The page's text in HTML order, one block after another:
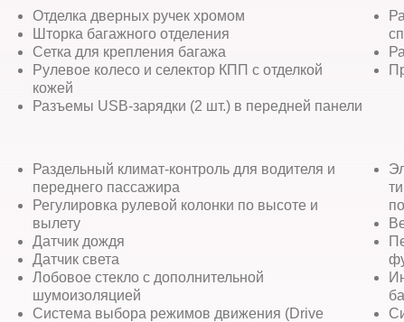
Отделка дверных ручек хромом
Шторка багажного отделения
Сетка для крепления багажа
Рулевое колесо и селектор КПП с отделкой
кожей
Разъемы USB-зарядки (2 шт.) в передней панели
Раздельный климат-контроль для водителя и
переднего пассажира
Регулировка рулевой колонки по высоте и
вылету
Датчик дождя
Датчик света
Лобовое стекло с дополнительной
шумоизоляцией
Система выбора режимов движения (Drive